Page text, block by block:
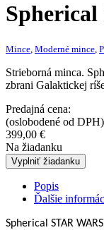
Spherical
Mince Moderné mince
Strieborná minca.
zbrani Galaktickej
Predajná cena:
(oslobodené od DPH)
399,00 €
Na žiadanku
Vyplniť žiadanku
Popis
Ďalšie
Spherical STAR